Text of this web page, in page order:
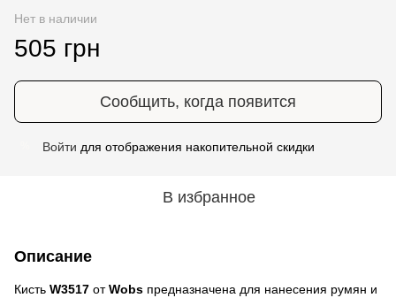
Нет в наличии
505 грн
Сообщить, когда появится
Войти для отображения накопительной скидки
В избранное
Описание
Кисть W3517 отWobs предназначена для нанесения румян и